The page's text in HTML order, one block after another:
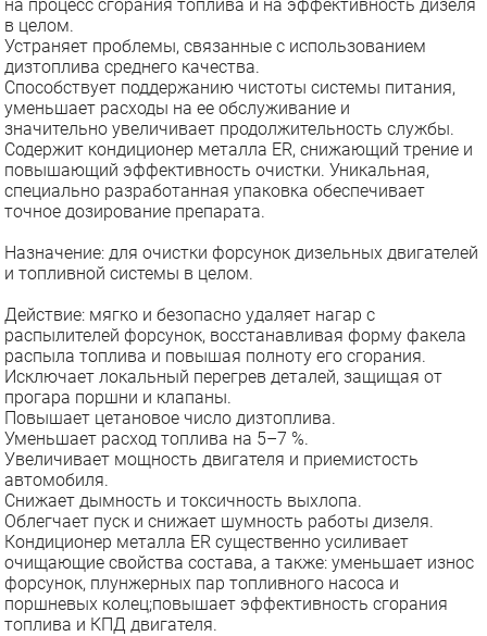
на процесс сгорания топлива и на эффективность дизеля
в целом.
Устраняет проблемы, связанные с использованием
дизтоплива среднего качества.
Способствует поддержанию чистоты системы питания,
уменьшает расходы на ее обслуживание и
значительно увеличивает продолжительность службы.
Содержит кондиционер металла ER, снижающий трение и
повышающий эффективность очистки. Уникальная,
специально разработанная упаковка обеспечивает
точное дозирование препарата.
Назначение: для очистки форсунок дизельных двигателей
и топливной системы в целом.
Действие: мягко и безопасно удаляет нагар с
распылителей форсунок, восстанавливая форму факела
распыла топлива и повышая полноту его сгорания.
Исключает локальный перегрев деталей, защищая от
прогара поршни и клапаны.
Повышает цетановое число дизтоплива.
Уменьшает расход топлива на 5–7 %.
Увеличивает мощность двигателя и приемистость
автомобиля.
Снижает дымность и токсичность выхлопа.
Облегчает пуск и снижает шумность работы дизеля.
Кондиционер металла ER существенно усиливает
очищающие свойства состава, а также: уменьшает износ
форсунок, плунжерных пар топливного насоса и
поршневых колец;повышает эффективность сгорания
топлива и КПД двигателя.